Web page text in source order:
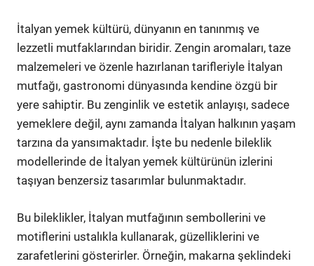
İtalyan yemek kültürü, dünyanın en tanınmış ve
lezzetli mutfaklarından biridir. Zengin aromaları, taze
malzemeleri ve özenle hazırlanan tarifleriyle İtalyan
mutfağı, gastronomi dünyasında kendine özgü bir
yere sahiptir. Bu zenginlik ve estetik anlayışı, sadece
yemeklere değil, aynı zamanda İtalyan halkının yaşam
tarzına da yansımaktadır. İşte bu nedenle bileklik
modellerinde de İtalyan yemek kültürünün izlerini
taşıyan benzersiz tasarımlar bulunmaktadır.
Bu bileklikler, İtalyan mutfağının sembollerini ve
motiflerini ustalıkla kullanarak, güzelliklerini ve
zarafetlerini gösterirler. Örneğin, makarna şeklindeki